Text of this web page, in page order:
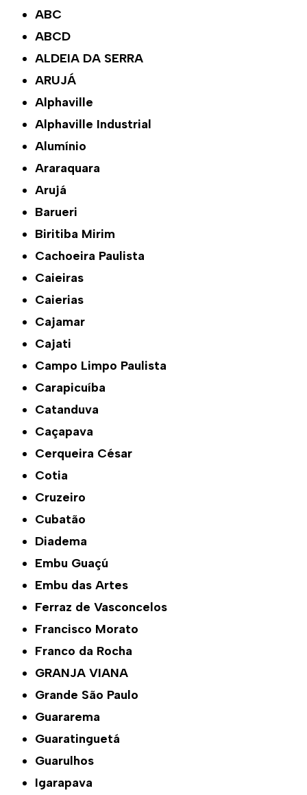
ABC
ABCD
ALDEIA DA SERRA
ARUJÁ
Alphaville
Alphaville Industrial
Alumínio
Araraquara
Arujá
Barueri
Biritiba Mirim
Cachoeira Paulista
Caieiras
Caierias
Cajamar
Cajati
Campo Limpo Paulista
Carapicuíba
Catanduva
Caçapava
Cerqueira César
Cotia
Cruzeiro
Cubatão
Diadema
Embu Guaçú
Embu das Artes
Ferraz de Vasconcelos
Francisco Morato
Franco da Rocha
GRANJA VIANA
Grande São Paulo
Guararema
Guaratinguetá
Guarulhos
Igarapava